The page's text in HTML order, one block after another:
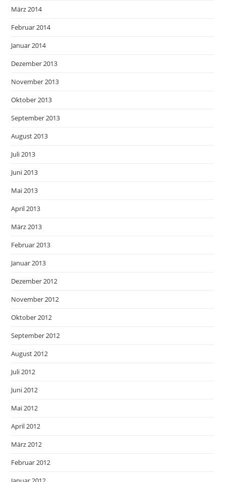
März 2014
Februar 2014
Januar 2014
Dezember 2013
November 2013
Oktober 2013
September 2013
August 2013
Juli 2013
Juni 2013
Mai 2013
April 2013
März 2013
Februar 2013
Januar 2013
Dezember 2012
November 2012
Oktober 2012
September 2012
August 2012
Juli 2012
Juni 2012
Mai 2012
April 2012
März 2012
Februar 2012